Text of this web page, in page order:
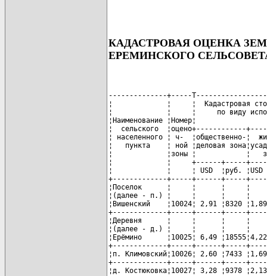
КАДАСТРОВАЯ ОЦЕНКА
ЕРЕМИНСКОГО
--------------+-----
¦             ¦     ¦  Кадастровая
¦             ¦     ¦     по виду
¦Наименование ¦Номер¦
¦  сельского
¦ населенного ¦ ч-  ¦общественно-¦
¦   пункта    ¦ ной ¦деловая
¦             ¦зоны ¦            ¦
¦             ¦     +------+-----+----
¦             ¦     ¦ USD  ¦руб. ¦USD
+-------------+-----+------+-----
¦Поселок      ¦     ¦      ¦
¦(далее - п.) ¦     ¦      ¦
¦Вишенский    ¦10024¦ 2,91 ¦8320
+-------------+-----+------+-----
¦Деревня      ¦     ¦      ¦
¦(далее - д.) ¦     ¦      ¦
¦Ерёмино      ¦10025¦ 6,49
+-------------+-----+------+-----
¦п. Климовский¦10026¦ 2,60 ¦7433
+-------------+-----+------+-----
¦д. Костюковка¦10027¦ 3,28 ¦9378